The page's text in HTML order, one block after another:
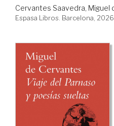
Cervantes Saavedra, Miguel
Espasa Libros. Barcelona, 2026